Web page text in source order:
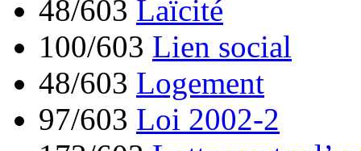
48/603 Laïcité
100/603 Lien social
48/603 Logement
97/603 Loi 2002-2